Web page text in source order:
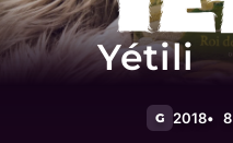
Yétili
G 2018